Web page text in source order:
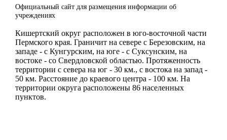
Официальный сайт для размещения информации об
учреждениях
Кишертский округ расположен в юго-восточной части
Пермского края. Граничит на севере с Березовским, на
западе - с Кунгурским, на юге - с Суксунским, на
востоке - со Свердловской областью. Протяженность
территории с севера на юг - 30 км., с востока на запад -
50 км. Расстояние до краевого центра - 100 км. На
территории округа расположены 86 населенных
пунктов.